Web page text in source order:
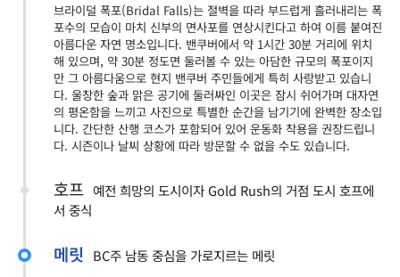
브라이덜 폭포(Bridal Falls)는 절벽을 따라 부드럽게 흘러내리는 폭
포수의 모습이 마치 신부의 면사포를 연상시킨다고 하여 이름 붙여진
아름다운 자연 명소입니다. 밴쿠버에서 약 1시간 30분 거리에 위치
해 있으며, 약 30분 정도면 둘러볼 수 있는 아담한 규모의 폭포이지
만 그 아름다움으로 현지 밴쿠버 주민들에게 특히 사랑받고 있습니
다. 울창한 숲과 맑은 공기에 둘러싸인 이곳은 잠시 쉬어가며 대자연
의 평온함을 느끼고 사진으로 특별한 순간을 남기기에 완벽한 장소입
니다. 간단한 산행 코스가 포함되어 있어 운동화 착용을 권장드립니
다. 시즌이나 날씨 상황에 따라 방문할 수 없을 수도 있습니다.
호프 예전 희망의 도시이자 Gold Rush의 거점 도시 호프에
서 중식
메릿 BC주 남동 중심을 가로지르는 메릿